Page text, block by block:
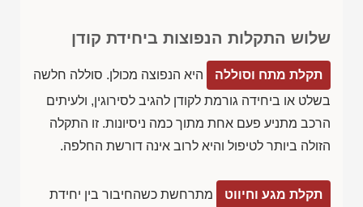
שלוש התקלות הנפוצות ביחידת קודן
תקלת מתח וסוללה
היא הנפוצה מכולן. סוללה חלשה
בשלט או ביחידה גורמת לקודן להגיב לסירוגין, ולעיתים
הרכב מתניע פעם אחת מתוך כמה ניסיונות. זו התקלה
הזולה ביותר לטיפול והיא לרוב אינה דורשת החלפה.
תקלת מגע וחיווט
מתרחשת כשהחיבור בין יחידת